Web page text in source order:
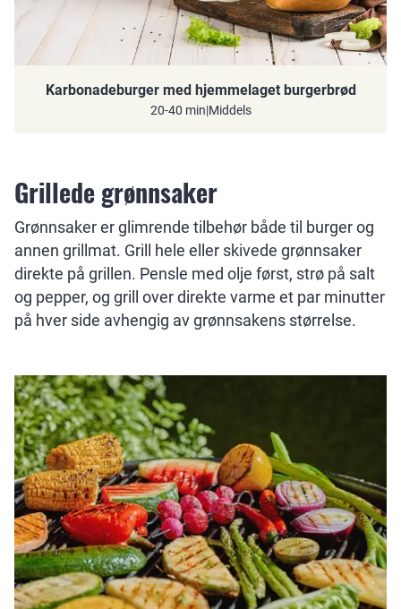
Karbonadeburger med hjemmelaget burgerbrød
20-40 min|Middels
Grillede grønnsaker
Grønnsaker er glimrende tilbehør både til burger og
annen grillmat. Grill hele eller skivede grønnsaker
direkte på grillen. Pensle med olje først, strø på salt
og pepper, og grill over direkte varme et par minutter
på hver side avhengig av grønnsakens størrelse.